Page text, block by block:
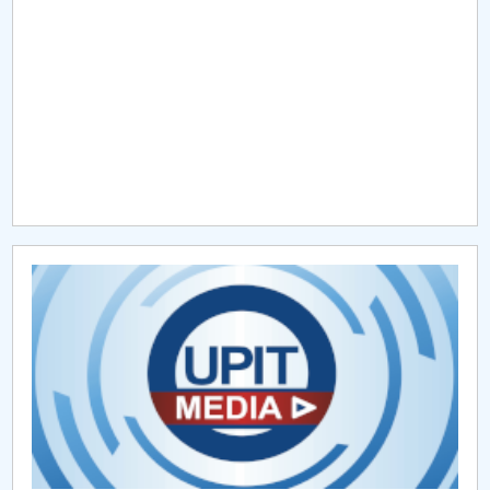
Chestionar angajabilitate ALUMNI – UPB
CAR2026
MENIU CANTINA
O NOUĂ REALITATE: De ce panica este cel mai rău
lucru care se poate întâmpla?